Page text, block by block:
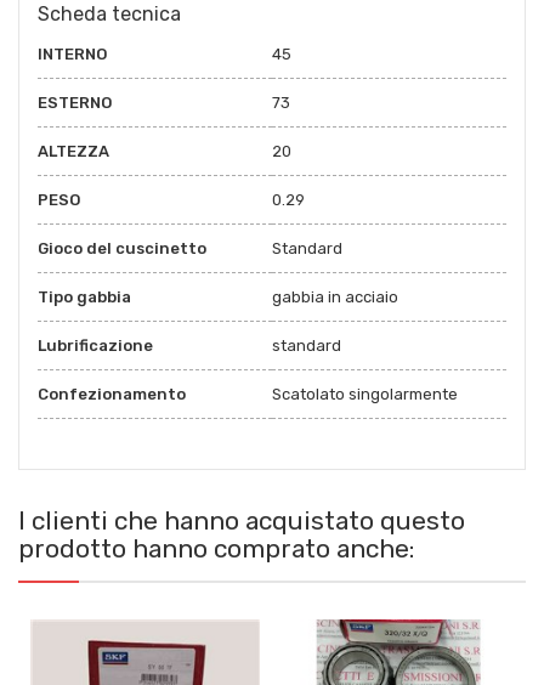
Scheda tecnica
INTERNO 45
ESTERNO 73
ALTEZZA 20
PESO 0.29
Gioco del cuscinetto Standard
Tipo gabbia gabbia in acciaio
Lubrificazione standard
Confezionamento Scatolato singolarmente
I clienti che hanno acquistato questo
prodotto hanno comprato anche: